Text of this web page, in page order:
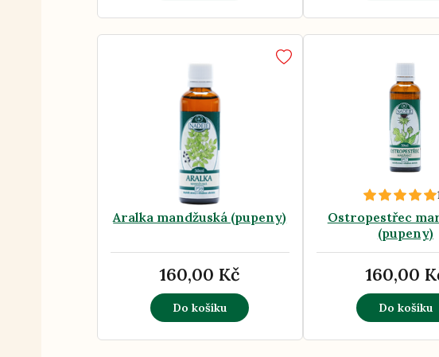
Aralka mandžuská (pupeny)
160,00 Kč
Do košíku
Ostropestřec
(pupeny)
160,00
Do košíku